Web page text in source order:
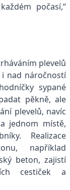
počasí,“
plevelů
nad náročností
sypané
pěkně, ale
plevelů, navíc
jednom místě,
Realizace
například
beton, zajistí
cestiček a